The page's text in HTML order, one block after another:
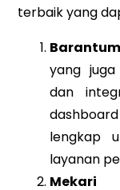
terbaik yang
yang
dan
lengkap
layanan
Mekari